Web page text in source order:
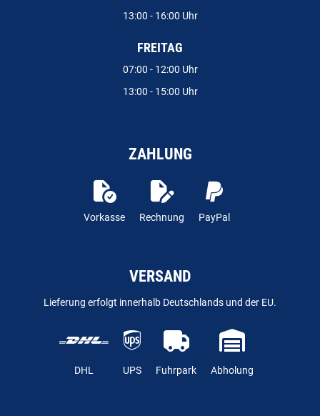
13:00 - 16:00 Uhr
FREITAG
07:00 - 12:00 Uhr
13:00 - 15:00 Uhr
ZAHLUNG
Vorkasse Rechnung PayPal
VERSAND
Lieferung erfolgt innerhalb Deutschlands und der EU.
DHL UPS Fuhrpark Abholung